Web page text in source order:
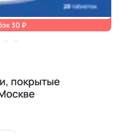
30 ₽
покрытые